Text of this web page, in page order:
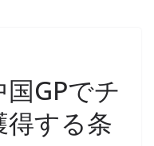
GPでチ
する条